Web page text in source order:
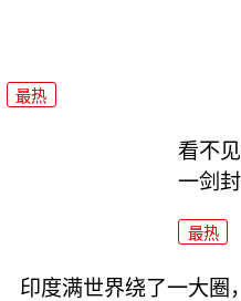
最热
看不
一剑
最热
印度满世界绕了一大圈